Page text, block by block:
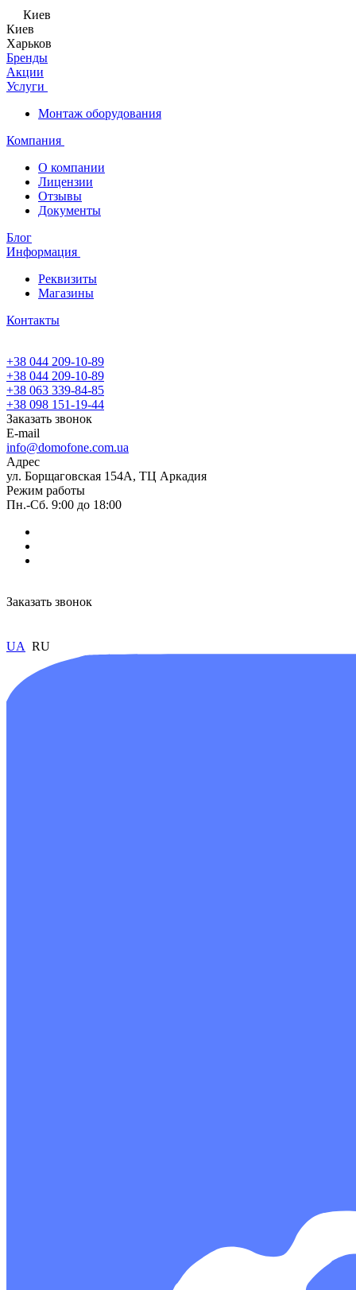
Киев
Киев
Харьков
Бренды
Акции
Услуги
Монтаж оборудования
Компания
О компании
Лицензии
Отзывы
Документы
Блог
Информация
Реквизиты
Магазины
Контакты
+38 044 209-10-89
+38 044 209-10-89
+38 063 339-84-85
+38 098 151-19-44
Заказать звонок
E-mail
info@domofone.com.ua
Адрес
ул. Борщаговская 154А, ТЦ Аркадия
Режим работы
Пн.-Сб. 9:00 до 18:00
Заказать звонок
UA RU